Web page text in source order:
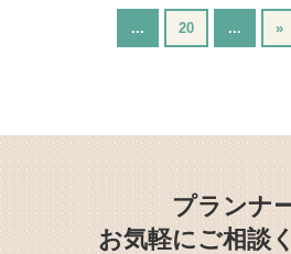
... 20 ... »
プランナ
お気軽にご相談